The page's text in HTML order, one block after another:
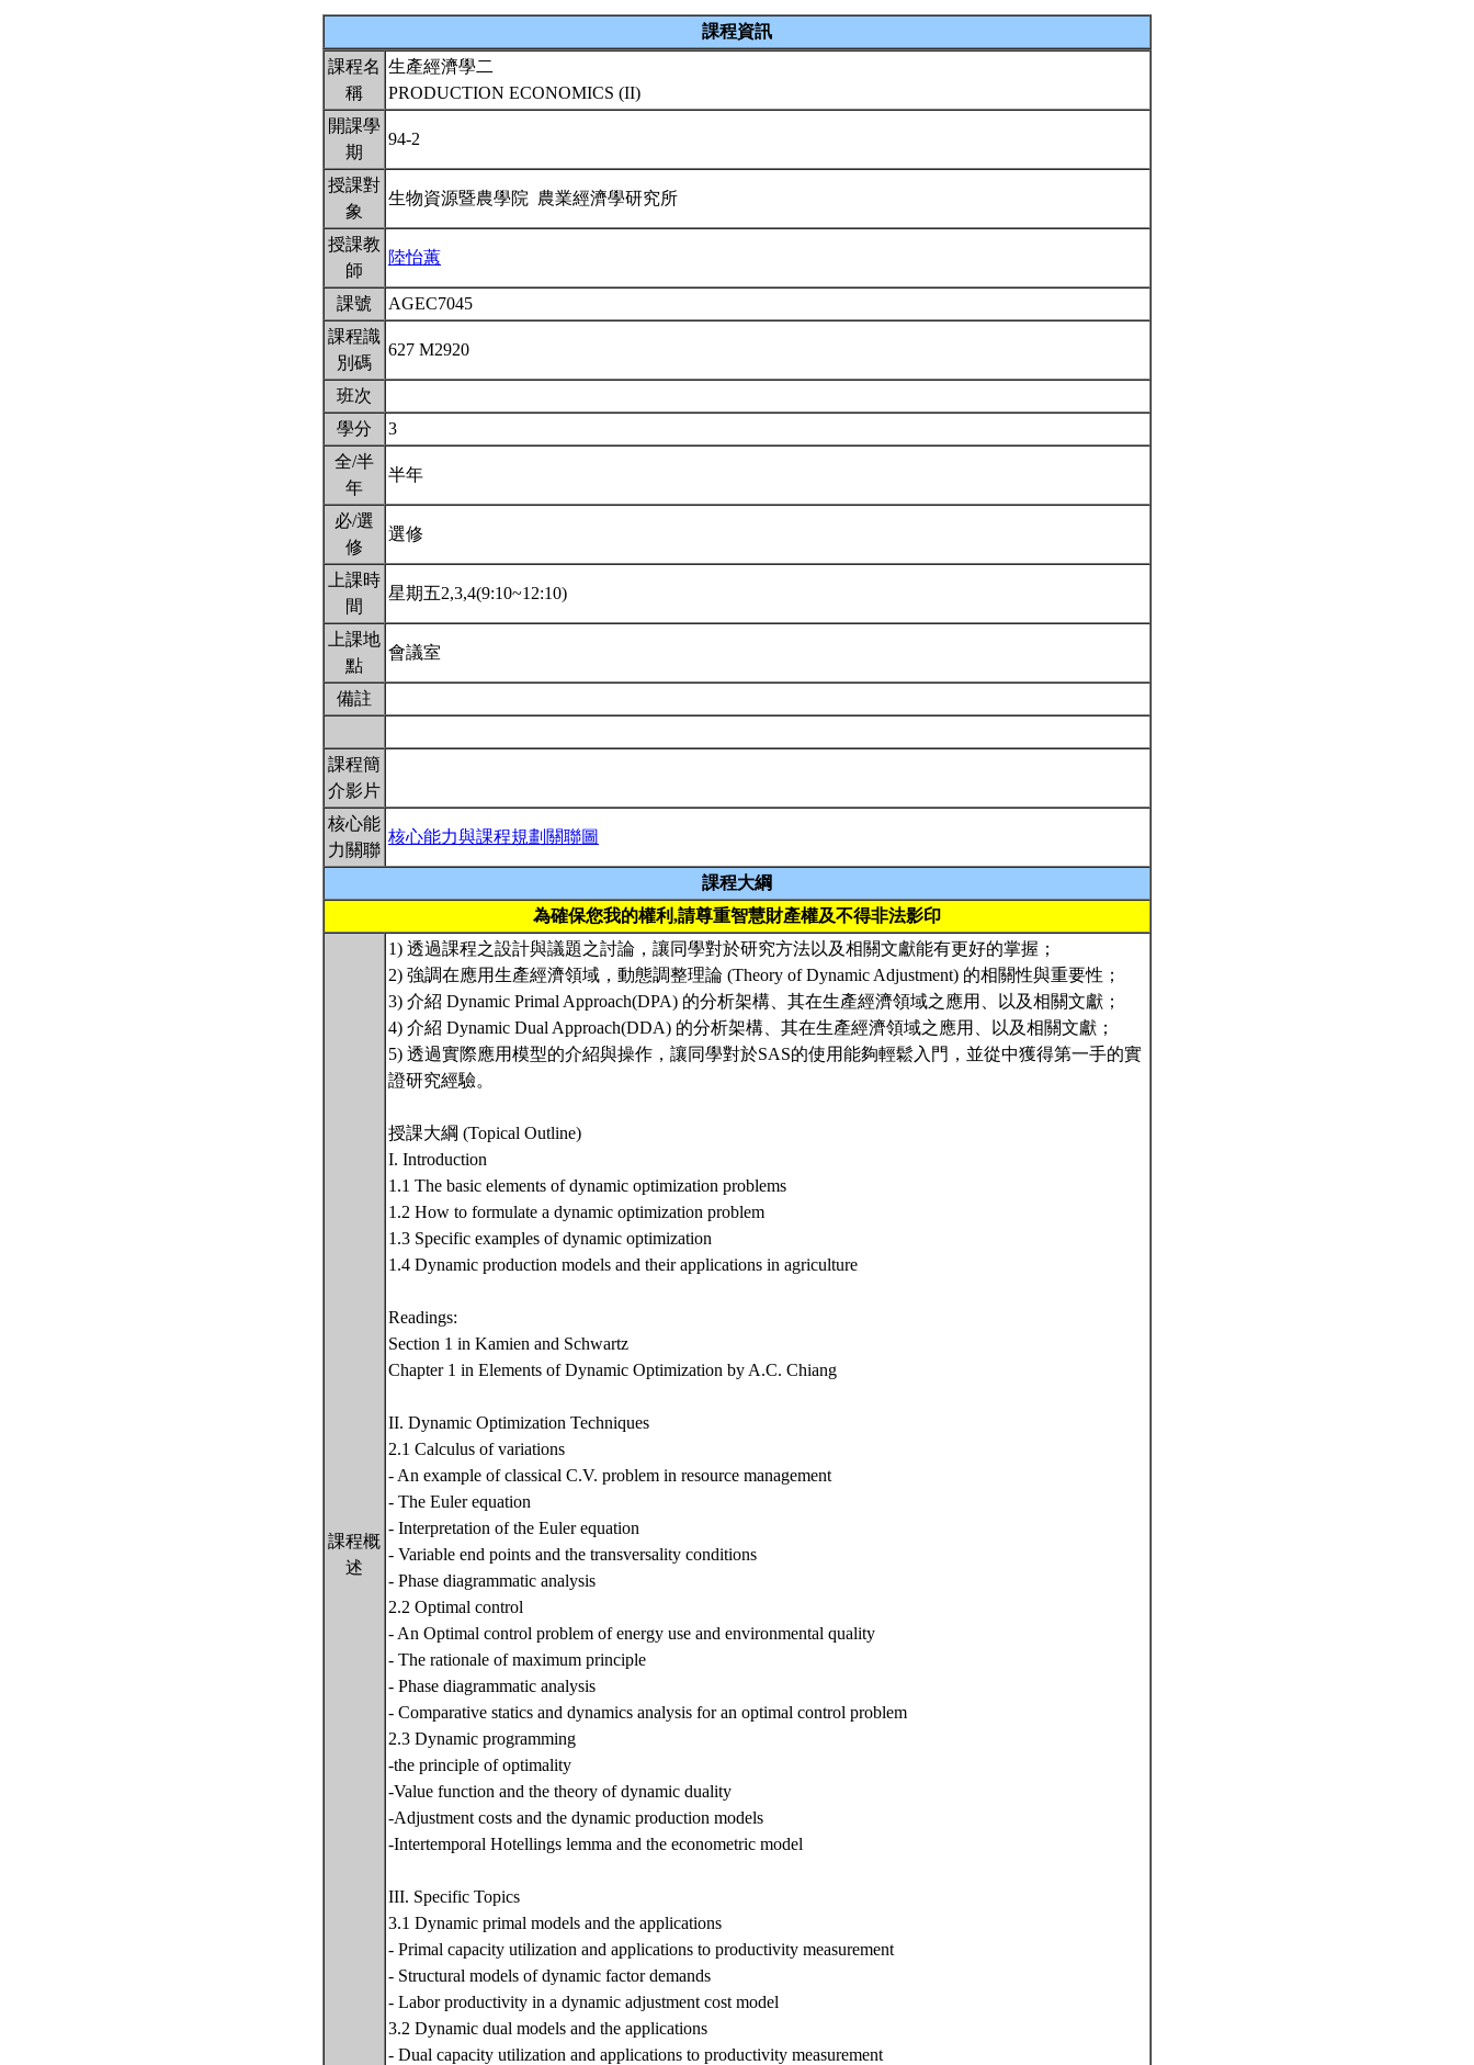
課程資訊
課程名
稱
生產經濟學二
PRODUCTION ECONOMICS (II)
開課學
期
94-2
授課對
象
生物資源暨農學院 農業經濟學研究所
授課教
師
陸怡蕙
課號
AGEC7045
課程識
別碼
627 M2920
班次
學分
3
全/半
年
半年
必/選
修
選修
上課時
間
星期五2,3,4(9:10~12:10)
上課地
點
會議室
備註
課程簡
介影片
核心能
力關聯
核心能力與課程規劃關聯圖
課程大綱
為確保您我的權利,請尊重智慧財產權及不得非法影印
課程概
述
1) 透過課程之設計與議題之討論，讓同學對於研究方法以及相關文獻能有更好的掌握；
2) 強調在應用生產經濟領域，動態調整理論 (Theory of Dynamic Adjustment) 的相關性與重要性；
3) 介紹 Dynamic Primal Approach(DPA) 的分析架構、其在生產經濟領域之應用、以及相關文獻；
4) 介紹 Dynamic Dual Approach(DDA) 的分析架構、其在生產經濟領域之應用、以及相關文獻；
5) 透過實際應用模型的介紹與操作，讓同學對於SAS的使用能夠輕鬆入門，並從中獲得第一手的實
證研究經驗。
授課大綱 (Topical Outline)
I. Introduction
1.1 The basic elements of dynamic optimization problems
1.2 How to formulate a dynamic optimization problem
1.3 Specific examples of dynamic optimization
1.4 Dynamic production models and their applications in agriculture
Readings:
Section 1 in Kamien and Schwartz
Chapter 1 in Elements of Dynamic Optimization by A.C. Chiang
II. Dynamic Optimization Techniques
2.1 Calculus of variations
- An example of classical C.V. problem in resource management
- The Euler equation
- Interpretation of the Euler equation
- Variable end points and the transversality conditions
- Phase diagrammatic analysis
2.2 Optimal control
- An Optimal control problem of energy use and environmental quality
- The rationale of maximum principle
- Phase diagrammatic analysis
- Comparative statics and dynamics analysis for an optimal control problem
2.3 Dynamic programming
-the principle of optimality
-Value function and the theory of dynamic duality
-Adjustment costs and the dynamic production models
-Intertemporal Hotellings lemma and the econometric model
III. Specific Topics
3.1 Dynamic primal models and the applications
- Primal capacity utilization and applications to productivity measurement
- Structural models of dynamic factor demands
- Labor productivity in a dynamic adjustment cost model
3.2 Dynamic dual models and the applications
- Dual capacity utilization and applications to productivity measurement